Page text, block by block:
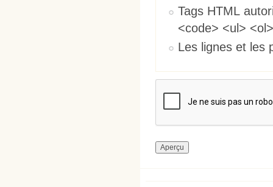
Tags HTML
<code> <ul>
Les lignes et les